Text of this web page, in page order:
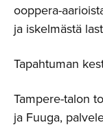
ooppera-
ja iskelmästä
Tapahtuman
Tampere-talon
ja Fuuga,